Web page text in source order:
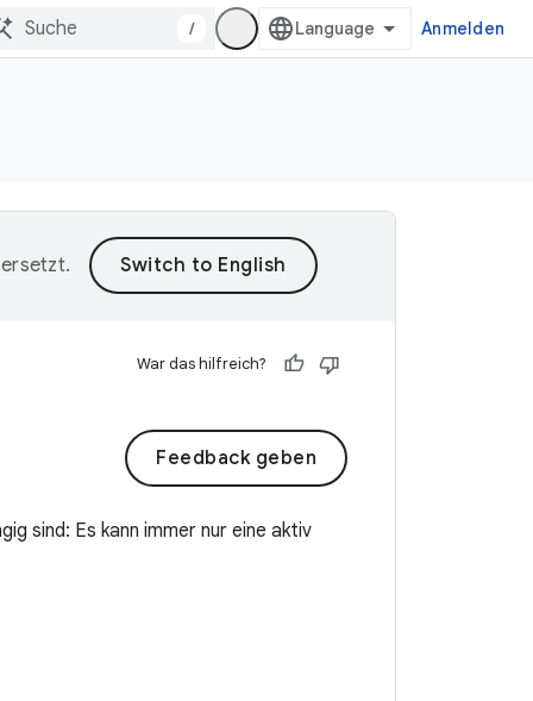
/ Anmelden
War das hilfreich?
Feedback geben
sind: Es kann immer nur eine aktiv